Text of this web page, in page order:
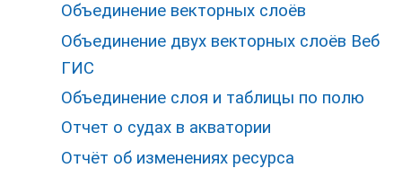
Объединение векторных слоёв
Объединение двух векторных слоёв Веб
ГИС
Объединение слоя и таблицы по полю
Отчет о судах в акватории
Отчёт об изменениях ресурса